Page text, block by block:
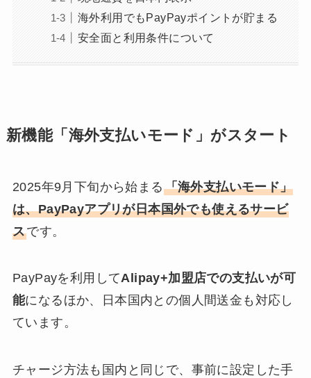
海外利用でもPayPayポイントが貯まる
安全面と利用条件について
新機能「海外支払いモード」がスタート
2025年9月下旬から始まる 「海外支払いモード」
は、PayPayアプリが日本国外でも使えるサービ
スです。
PayPayを利用してAlipay+加盟店での支払いが可
能になるほか、日本国内との個人間送金も対応し
ています。
チャージ方法も国内と同じで、事前に設定した手